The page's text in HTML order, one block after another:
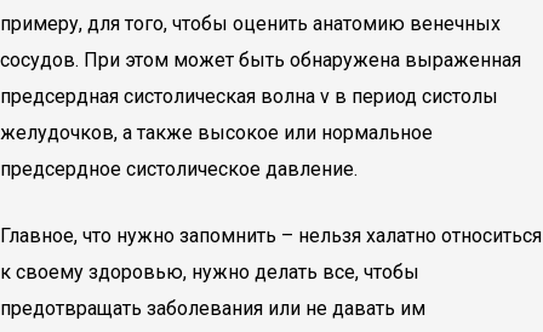
примеру, для того, чтобы оценить анатомию венечных
сосудов. При этом может быть обнаружена выраженная
предсердная систолическая волна v в период систолы
желудочков, а также высокое или нормальное
предсердное систолическое давление.
Главное, что нужно запомнить – нельзя халатно относиться
к своему здоровью, нужно делать все, чтобы
предотвращать заболевания или не давать им